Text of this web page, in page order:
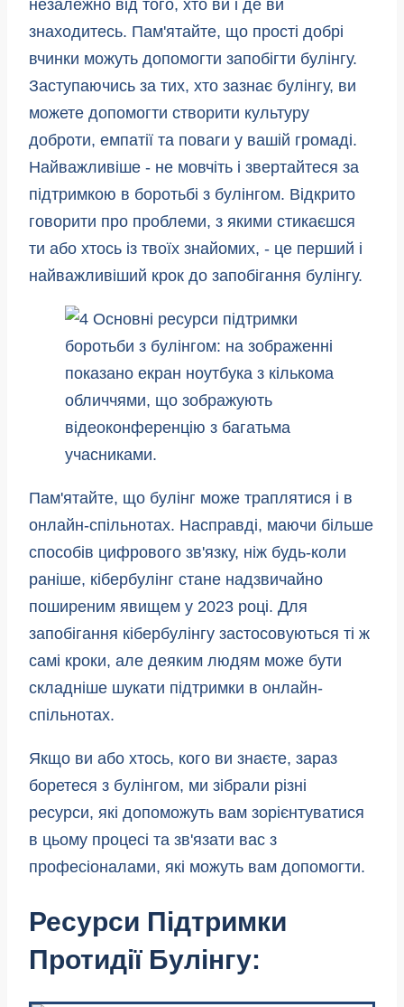
незалежно від того, хто ви і де ви
знаходитесь. Пам'ятайте, що прості добрі
вчинки можуть допомогти запобігти булінгу.
Заступаючись за тих, хто зазнає булінгу, ви
можете допомогти створити культуру
доброти, емпатії та поваги у вашій громаді.
Найважливіше - не мовчіть і звертайтеся за
підтримкою в боротьбі з булінгом. Відкрито
говорити про проблеми, з якими стикаєшся
ти або хтось із твоїх знайомих, - це перший і
найважливіший крок до запобігання булінгу.
Пам'ятайте, що булінг може траплятися і в
онлайн-спільнотах. Насправді, маючи більше
способів цифрового зв'язку, ніж будь-коли
раніше, кібербулінг стане надзвичайно
поширеним явищем у 2023 році. Для
запобігання кібербулінгу застосовуються ті ж
самі кроки, але деяким людям може бути
складніше шукати підтримки в онлайн-
спільнотах.
Якщо ви або хтось, кого ви знаєте, зараз
боретеся з булінгом, ми зібрали різні
ресурси, які допоможуть вам зорієнтуватися
в цьому процесі та зв'язати вас з
професіоналами, які можуть вам допомогти.
Ресурси Підтримки
Протидії Булінгу: